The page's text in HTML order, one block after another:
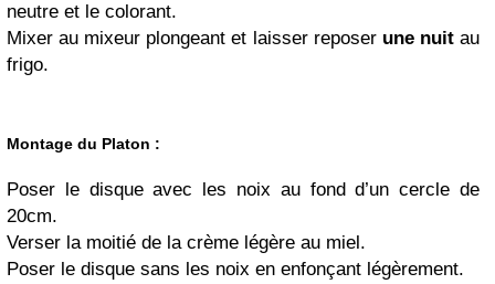
neutre et le colorant.
Mixer au mixeur plongeant et laisser reposer une nuitau
frigo.
Montage du Platon :
Poser le disque avec les noix au fond d’un cercle de
20cm.
Verser la moitié de la crème légère au miel.
Poser le disque sans les noix en enfonçant légèrement.